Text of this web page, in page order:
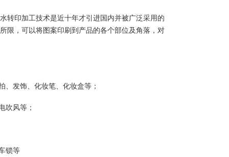
转印加工技术是近十年才引进国内并被广泛采用的
限，可以将图案印刷到产品的各个部位及角落，对
、发饰、化妆笔、化妆盒等；
吹风等；
锁等